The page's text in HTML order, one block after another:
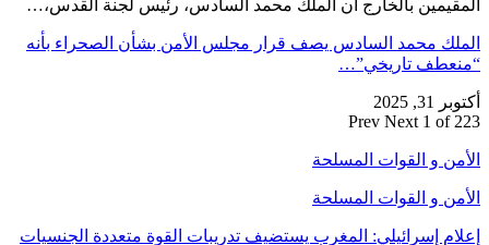
المقيمين بالخارج أن الملك محمد السادس، رئيس لجنة القدس،…
الملك محمد السادس يصف قرار مجلس الأمن بشأن الصحراء بأنه
“منعطف تاريخي”…
أكتوبر 31, 2025
Prev Next 1 of 223
الأمن و القوات المسلحة
الأمن و القوات المسلحة
إعلام إسرائيلي: المغرب يستضيف تدريبات القوة متعددة الجنسيات